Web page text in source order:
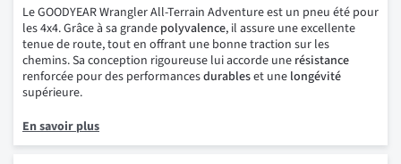
Le GOODYEAR Wrangler All-Terrain Adventure est un pneu été pour
les 4x4. Grâce à sa grande polyvalence, il assure une excellente
tenue de route, tout en offrant une bonne traction sur les
chemins. Sa conception rigoureuse lui accorde une résistance
renforcée pour des performancesdurableset une longévité
supérieure.
En savoir plus